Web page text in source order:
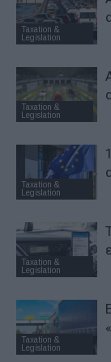
Taxation &
Legislation
Taxation &
Legislation
Taxation &
Legislation
Taxation &
Legislation
Taxation &
Legislation